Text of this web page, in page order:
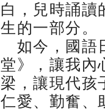
白，兒時誦讀
生的一部分。
如今，國語
堂》，讓我內
梁，讓現代孩
仁愛、勤奮、